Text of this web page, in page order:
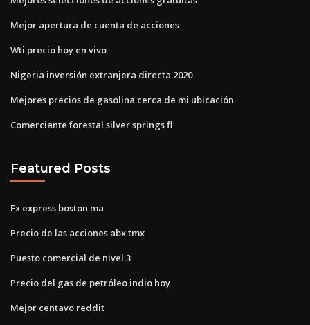
Mejor apertura de cuenta de acciones
Wti precio hoy en vivo
Nigeria inversión extranjera directa 2020
Mejores precios de gasolina cerca de mi ubicación
Comerciante forestal silver springs fl
Featured Posts
Fx express boston ma
Precio de las acciones abx tmx
Puesto comercial de nivel 3
Precio del gas de petróleo indio hoy
Mejor centavo reddit